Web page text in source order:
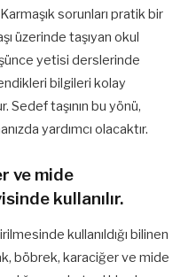
sorunları pratik bir
üzerinde taşıyan okul
yetisi derslerinde
bilgileri kolay
Sedef taşının bu yönü,
yardımcı olacaktır.
ve mide
kullanılır.
kullanıldığı bilinen
böbrek, karaciğer ve mide